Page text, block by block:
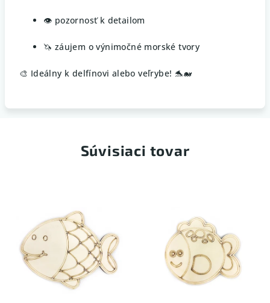
👁️ pozornosť k detailom
🦄 záujem o výnimočné morské tvory
🎨 Ideálny k delfínovi alebo veľrybe! 🐬🐋
Súvisiaci tovar